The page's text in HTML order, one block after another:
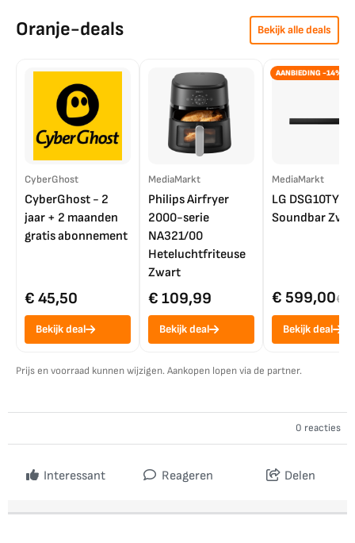
Oranje-deals Bekijk alle deals
CyberGhost
CyberGhost - 2
jaar + 2 maanden
gratis abonnement
€ 45,50
Bekijk deal
MediaMarkt
Philips Airfryer
2000-serie
NA321/00
Heteluchtfriteuse
Zwart
€ 109,99
Bekijk deal
AANBIEDING -14%
MediaMarkt
LG DSG10TY
Soundbar
€ 599,00€
Bekijk deal
Prijs en voorraad kunnen wijzigen. Aankopen lopen via de partner.
0 reacties
Interessant Reageren Delen